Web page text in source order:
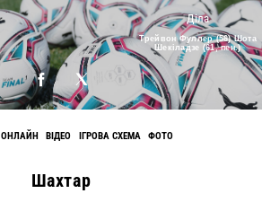
Діла
Трейвон Фуллер (56) Шота
Шекіладзе (61, пен.)
ОНЛАЙН ВІДЕО ІГРОВА СХЕМА ФОТО
Шахтар